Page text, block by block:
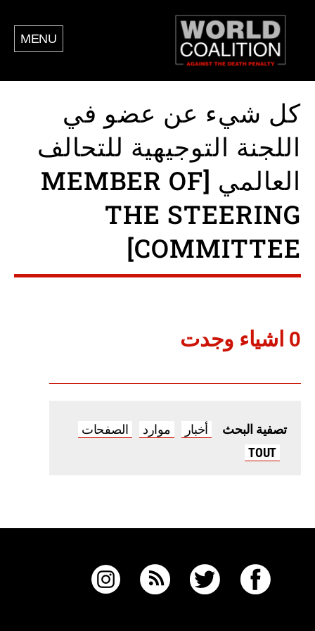
MENU
كل شيء عن عضو في
اللجنة التوجيهية للتحالف
العالمي [MEMBER OF
THE STEERING
COMMITTEE]
0 اشياء وجدت
تصفية البحث أخبار موارد
الصفحات
TOUT